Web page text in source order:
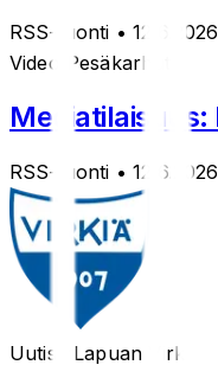
RSS-tuonti • 12.6.2026
Videot
Pesäkarhut
Mediatilaisuus:
RSS-tuonti • 12.6.2026
Uutiset Lapuan Virkiä